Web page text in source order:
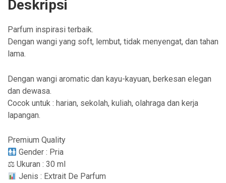
Deskripsi
Parfum inspirasi terbaik.
Dengan wangi yang soft, lembut, tidak menyengat, dan tahan
lama.
Dengan wangi aromatic dan kayu-kayuan, berkesan elegan
dan dewasa.
Cocok untuk : harian, sekolah, kuliah, olahraga dan kerja
lapangan.
Premium Quality
Gender : Pria
⚖ Ukuran : 30 ml
Jenis : Extrait De Parfum